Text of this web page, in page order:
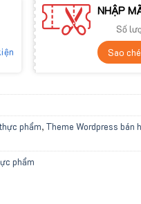
NHẬP
Số
Sao
phẩm, Theme Wordpress bán
phẩm